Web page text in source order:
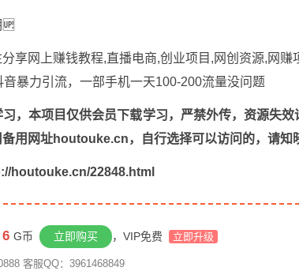
分享网上赚钱教程,直播电商,创业项目,网创资源, 网赚
，本项目仅供会员下载学习，严禁外传，资源失
用网址houtouke.cn，自行选择可以访问的，请知
houtouke.cn/22848.html
6 G币 立即购买 ，VIP免费 立即升级
客服微信是：siwa30888 客服QQ：3961468849